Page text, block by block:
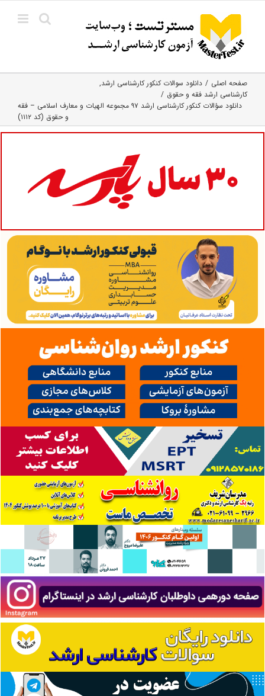
content
صفحه اصلی
دانلود سوالات کنکور کارشناسی ارشد
کارشناسی ارشد فقه و حقوق
دانلود سؤالات کنکور کارشناسی ارشد ۹۷ مجموعه الهیات و معارف اسلامی – فقه
و حقوق (کد ۱۱۱۲)